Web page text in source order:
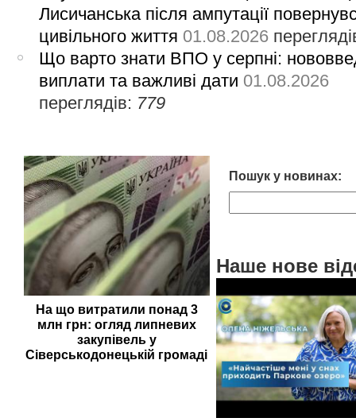
Лисичанська після ампутації
цивільного життя 01.08.2026
Що варто знати ВПО у серпні:
виплати та важливі дати 01.08.2026
переглядів: 779
На що витратили понад 3
млн грн: огляд липневих
закупівель у
Сіверськодонецькій громаді
Пошук у новинах:
Наше нове